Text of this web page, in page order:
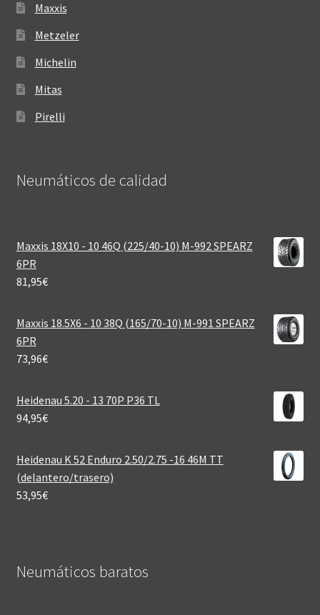
Maxxis
Metzeler
Michelin
Mitas
Pirelli
Neumáticos de calidad‎
Maxxis 18X10 - 10 46Q (225/40-10) M-992 SPEARZ
6PR
81,95€
Maxxis 18.5X6 - 10 38Q (165/70-10) M-991 SPEARZ
6PR
73,96€
Heidenau 5.20 - 13 70P P36 TL
94,95€
Heidenau K 52 Enduro 2.50/2.75 -16 46M TT
(delantero/trasero)
53,95€
Neumáticos baratos